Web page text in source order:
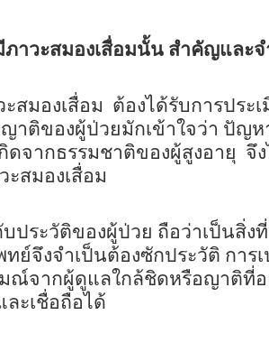
าวะสมองเสื่อมนั้น สำคัญและ
สมองเสื่อม ต้องได้รับการประ
าติของผู้ป่วยมักเข้าใจว่า ปัญห
ดจากธรรมชาติของผู้สูงอายุ จึ
ะสมองเสื่อม
ประวัติของผู้ป่วย ถือว่าเป็นสิ่
ทย์จึงจำเป็นต้องซักประวัติ การ
ณ์จากผู้ดูแลใกล้ชิดหรือญาติที่
ะเชื่อถือได้